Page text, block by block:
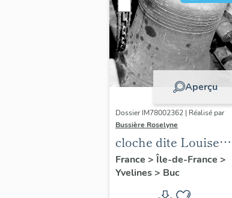
Aperçu
Dossier IM78002362 | Réalisé par
Bussière Roselyne
cloche dite Louise
Auguste Adélaïde
France > Île-de-France >
Yvelines> Buc